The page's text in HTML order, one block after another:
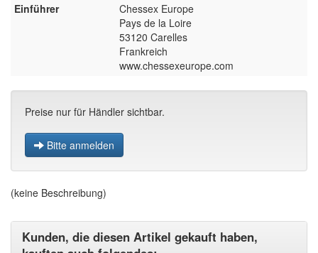
Einführer
Chessex Europe
Pays de la Loire
53120 Carelles
Frankreich
www.chessexeurope.com
Preise nur für Händler sichtbar.
Bitte anmelden
(keine Beschreibung)
Kunden, die diesen Artikel gekauft haben,